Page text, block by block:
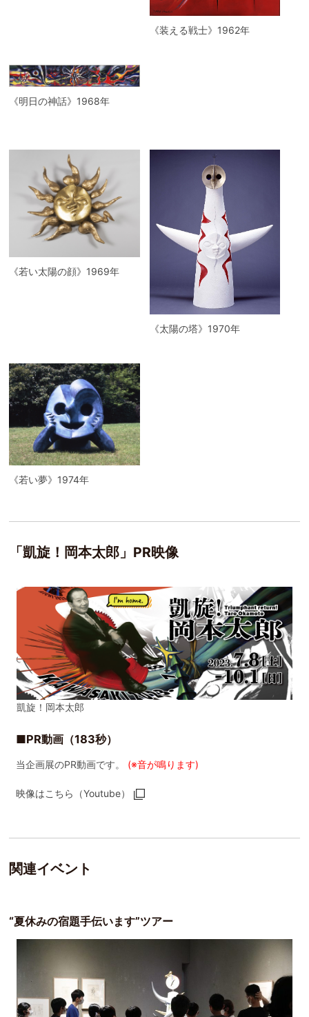
《装える戦士》1962年
《明日の神話》1968年
《若い太陽の顔》1969年
《太陽の塔》1970年
《若い夢》1974年
「凱旋！岡本太郎」PR映像
凱旋！岡本太郎
■PR動画（183秒）
当企画展のPR動画です。 (※音が鳴ります)
映像はこちら（Youtube）
関連イベント
“夏休みの宿題手伝います”ツアー